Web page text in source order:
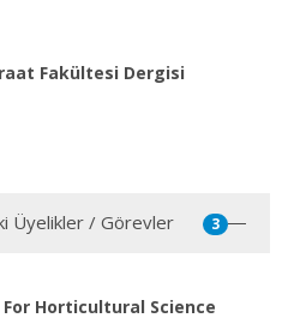
Fakültesi Dergisi
Üyelikler / Görevler 3
Horticultural Science